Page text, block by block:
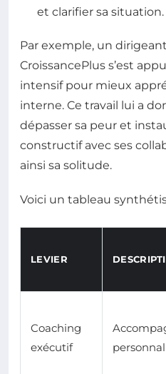
et clarifier sa situation.
Par exemple, un
CroissancePlus s’est
intensif pour mieux
interne. Ce travail lui a
dépasser sa peur et
constructif avec ses
ainsi sa solitude.
Voici un tableau
LEVIER
Coaching
exécutif